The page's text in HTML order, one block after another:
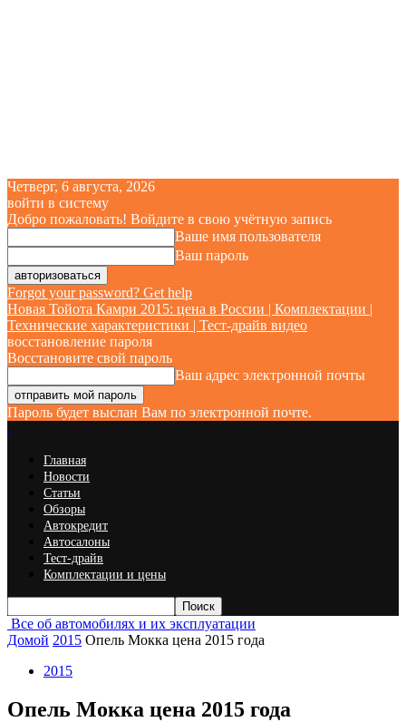
Четверг, 6 августа, 2026
войти в систему
Добро пожаловать! Войдите в свою учётную запись
Ваше имя пользователя
Ваш пароль
Forgot your password? Get help
Новая Тойота Камри 2015: цена в России | Комплектации |
Технические характеристики | Тест-драйв видео
восстановление пароля
Восстановите свой пароль
Ваш адрес электронной почты
Пароль будет выслан Вам по электронной почте.
Главная
Новости
Статьи
Обзоры
Автокредит
Автосалоны
Тест-драйв
Комплектации и цены
Все об автомобилях и их эксплуатации
Домой 2015 Опель Мокка цена 2015 года
2015
Опель Мокка цена 2015 года